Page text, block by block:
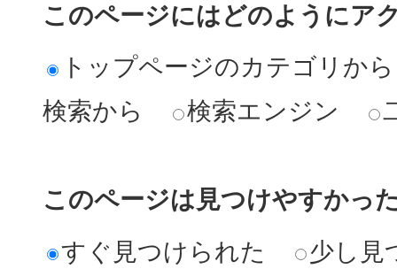
このページにはどのようにア
トップページのカテゴリから
検索から
検索エンジン
このページは見つけやすかっ
すぐ見つけられた
少し見